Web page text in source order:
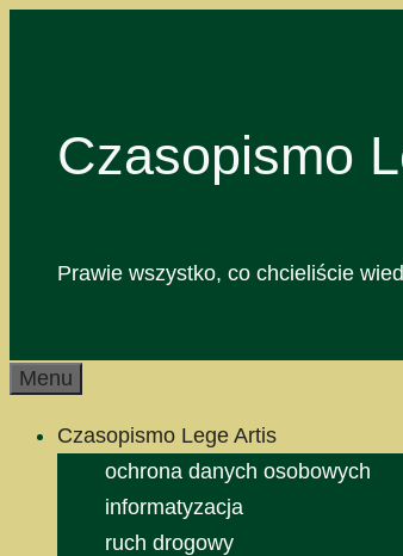
Czasopismo
Prawie wszystko, co chcieliście
Menu
Czasopismo Lege Artis
ochrona danych osobowych
informatyzacja
ruch drogowy